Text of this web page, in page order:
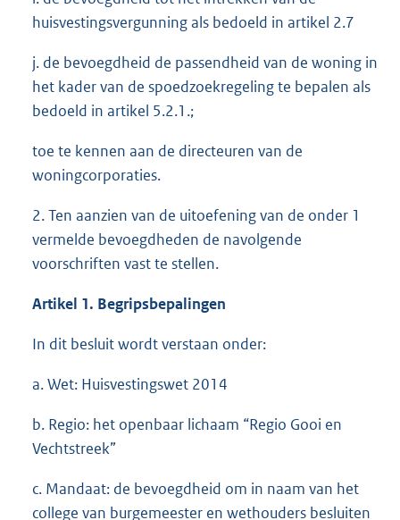
huisvestingsvergunning als bedoeld in artikel 2.7
j. de bevoegdheid de passendheid van de woning in
het kader van de spoedzoekregeling te bepalen als
bedoeld in artikel 5.2.1.;
toe te kennen aan de directeuren van de
woningcorporaties.
2. Ten aanzien van de uitoefening van de onder 1
vermelde bevoegdheden de navolgende
voorschriften vast te stellen.
Artikel 1. Begripsbepalingen
In dit besluit wordt verstaan onder:
a. Wet: Huisvestingswet 2014
b. Regio: het openbaar lichaam “Regio Gooi en
Vechtstreek”
c. Mandaat: de bevoegdheid om in naam van het
college van burgemeester en wethouders besluiten